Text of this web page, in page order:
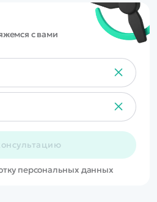
с вами
персональных данных